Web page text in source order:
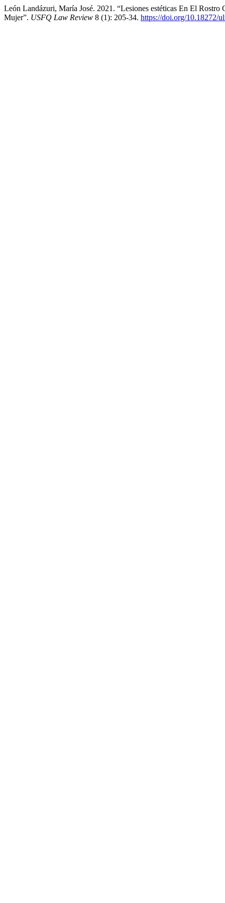
León Landázuri, María José. 2021. “Lesiones estéticas En El
Mujer”. USFQ Law Review 8 (1): 205-34. https://doi.org/10.18272/